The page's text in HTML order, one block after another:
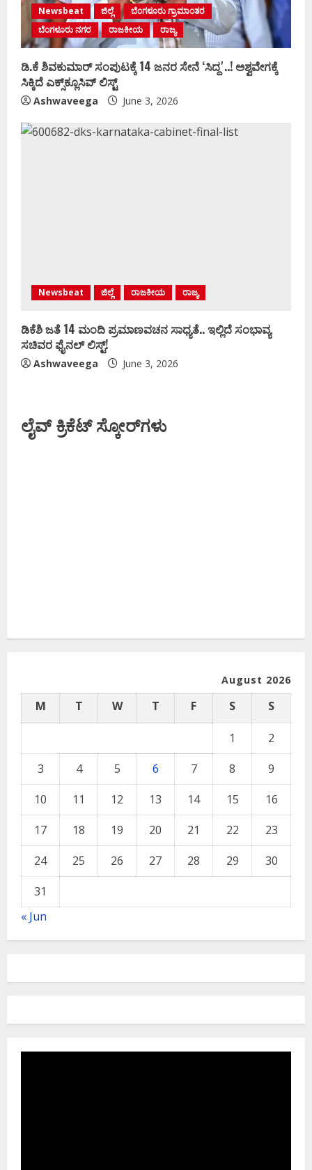
Newsbeat ಜಿಲ್ಲೆ
ಬೆಂಗಳೂರು ಗ್ರಾಮಾಂತರ
ಬೆಂಗಳೂರು ನಗರ
ರಾಜಕೀಯ ರಾಜ್ಯ
ಡಿ.ಕೆ ಶಿವಕುಮಾರ್‌ ಸಂಪುಟಕ್ಕೆ 14 ಜನರ ಸೇನೆ ʻಸಿದ್ದʼ..! ಅಶ್ವವೇಗಕ್ಕೆ
ಸಿಕ್ಕಿದೆ ಎಕ್ಸ್‌ಕ್ಲೂಸಿವ್‌ ಲಿಸ್ಟ್‌
Ashwaveega June 3, 2026
Newsbeat ಜಿಲ್ಲೆ ರಾಜಕೀಯ ರಾಜ್ಯ
ಡಿಕೆಶಿ ಜತೆ 14 ಮಂದಿ ಪ್ರಮಾಣವಚನ ಸಾಧ್ಯತೆ.. ಇಲ್ಲಿದೆ ಸಂಭಾವ್ಯ
ಸಚಿವರ ಫೈನಲ್ ಲಿಸ್ಟ್‌!
Ashwaveega June 3, 2026
ಲೈವ್ ಕ್ರಿಕೆಟ್ ಸ್ಕೋರ್‌ಗಳು
August 2026
M T W T F S S
1
2
3
4 5 6 7 8
9
10
11 12 13 14 15
16
17
18 19 20 21 22
23
24
25 26 27 28 29
30
31
« Jun